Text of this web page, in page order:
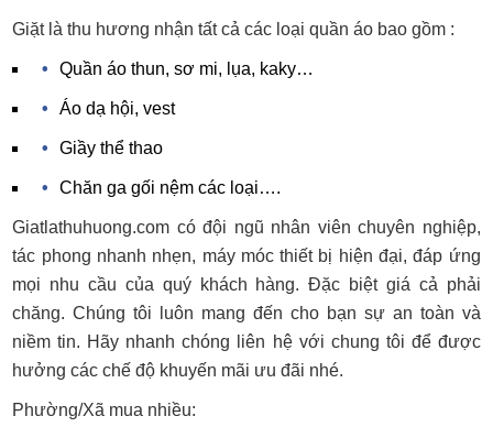
Giặt là thu hương nhận tất cả các loại quần áo bao gồm :
Quần áo thun, sơ mi, lụa, kaky…
Áo dạ hội, vest
Giầy thể thao
Chăn ga gối nệm các loại….
Giatlathuhuong.com có đội ngũ nhân viên chuyên nghiệp,
tác phong nhanh nhẹn, máy móc thiết bị hiện đại, đáp ứng
mọi nhu cầu của quý khách hàng. Đặc biệt giá cả phải
chăng. Chúng tôi luôn mang đến cho bạn sự an toàn và
niềm tin. Hãy nhanh chóng liên hệ với chung tôi để được
hưởng các chế độ khuyến mãi ưu đãi nhé.
Phường/Xã mua nhiều: